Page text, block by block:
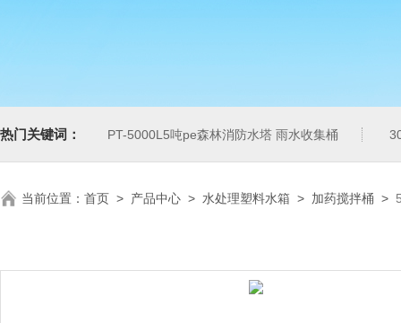
热门关键词： PT-5000L5吨pe森林消防水塔 雨水收集桶
当前位置： 首页 > 产品中心 > 水处理塑料水箱 > 加药搅拌桶 >